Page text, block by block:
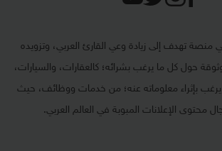
منصة تهدف إلى زيادة وعي القارئ العربي، وتزويده
حول كل ما يرغب بشرائه؛ كالعقارات، والسيارات،
يرغب بإثراء معلوماته عنه؛ من خدمات ووظائف، حيث
محتوى الإعلانات المبوبة في العالم العربي.